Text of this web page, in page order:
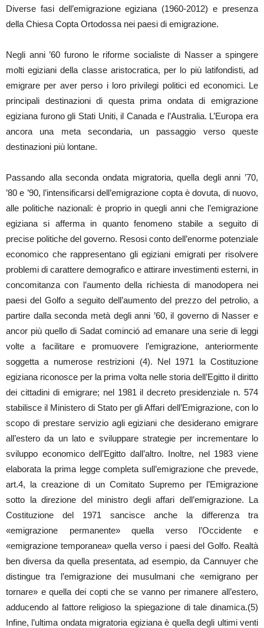
Diverse fasi dell’emigrazione egiziana (1960-2012) e presenza
della Chiesa Copta Ortodossa nei paesi di emigrazione.
Negli anni ’60 furono le riforme socialiste di Nasser a spingere
molti egiziani della classe aristocratica, per lo più latifondisti, ad
emigrare per aver perso i loro privilegi politici ed economici. Le
principali destinazioni di questa prima ondata di emigrazione
egiziana furono gli Stati Uniti, il Canada e l’Australia. L’Europa era
ancora una meta secondaria, un passaggio verso queste
destinazioni più lontane.
Passando alla seconda ondata migratoria, quella degli anni ’70,
’80 e ’90, l’intensificarsi dell’emigrazione copta è dovuta, di nuovo,
alle politiche nazionali: è proprio in quegli anni che l’emigrazione
egiziana si afferma in quanto fenomeno stabile a seguito di
precise politiche del governo. Resosi conto dell’enorme potenziale
economico che rappresentano gli egiziani emigrati per risolvere
problemi di carattere demografico e attirare investimenti esterni, in
concomitanza con l’aumento della richiesta di manodopera nei
paesi del Golfo a seguito dell’aumento del prezzo del petrolio, a
partire dalla seconda metà degli anni ’60, il governo di Nasser e
ancor più quello di Sadat cominció ad emanare una serie di leggi
volte a facilitare e promuovere l’emigrazione, anteriormente
soggetta a numerose restrizioni (4). Nel 1971 la Costituzione
egiziana riconosce per la prima volta nelle storia dell’Egitto il diritto
dei cittadini di emigrare; nel 1981 il decreto presidenziale n. 574
stabilisce il Ministero di Stato per gli Affari dell’Emigrazione, con lo
scopo di prestare servizio agli egiziani che desiderano emigrare
all’estero da un lato e sviluppare strategie per incrementare lo
sviluppo economico dell’Egitto dall’altro. Inoltre, nel 1983 viene
elaborata la prima legge completa sull’emigrazione che prevede,
art.4, la creazione di un Comitato Supremo per l’Emigrazione
sotto la direzione del ministro degli affari dell’emigrazione. La
Costituzione del 1971 sancisce anche la differenza tra
«emigrazione permanente» quella verso l’Occidente e
«emigrazione temporanea» quella verso i paesi del Golfo. Realtà
ben diversa da quella presentata, ad esempio, da Cannuyer che
distingue tra l’emigrazione dei musulmani che «emigrano per
tornare» e quella dei copti che se vanno per rimanere all’estero,
adducendo al fattore religioso la spiegazione di tale dinamica.(5)
Infine, l’ultima ondata migratoria egiziana è quella degli ultimi venti